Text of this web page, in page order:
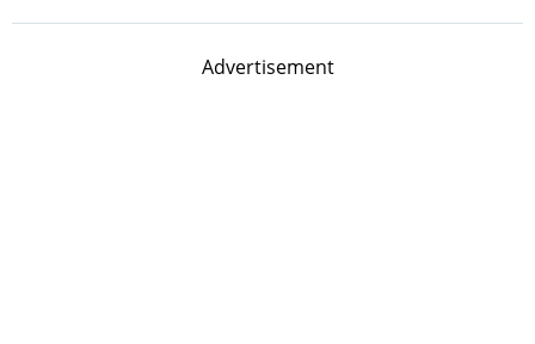
Advertisement